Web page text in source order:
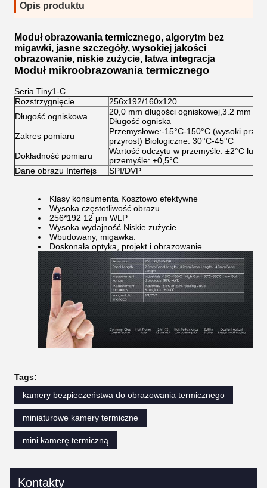
Opis produktu
Moduł obrazowania termicznego, algorytm bez
migawki, jasne szczegóły, wysokiej jakości
obrazowanie, niskie zużycie, łatwa integracja
Moduł mikroobrazowania termicznego
Seria Tiny1-C
Rozstrzygnięcie
256x192/160x120
Długość ogniskowa
20,0 mm długości ogniskowej,3.2 mm
Długość ogniska
Zakres pomiaru
Przemysłowe:-15°C-150°C (wysoki
przyrost) Biologiczne: 30°C-45°C
Dokładność pomiaru
Wartość odczytu w przemyśle: ±2°C lub
przemyśle: ±0,5°C
Dane obrazu Interfejs
SPI/DVP
Klasy konsumenta Kosztowo efektywne
Wysoka częstotliwość obrazu
256*192 12 μm WLP
Wysoka wydajność Niskie zużycie
Wbudowany, migawka.
Doskonała optyka, projekt i obrazowanie.
Tags:
kamery bezpieczeństwa do obrazowania termicznego
miniaturowe kamery termiczne
mini kamerę termiczną
Kontakty